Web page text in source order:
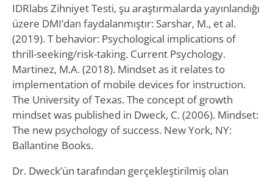
IDRlabs Zihniyet Testi, şu araştırmalarda yayınlandığı
üzere DMI’dan faydalanmıştır: Sarshar, M., et al.
(2019). T behavior: Psychological implications of
thrill-seeking/risk-taking. Current Psychology.
Martinez, M.A. (2018). Mindset as it relates to
implementation of mobile devices for instruction.
The University of Texas. The concept of growth
mindset was published in Dweck, C. (2006). Mindset:
The new psychology of success. New York, NY:
Ballantine Books.
Dr. Dweck’ün tarafından gerçekleştirilmiş olan